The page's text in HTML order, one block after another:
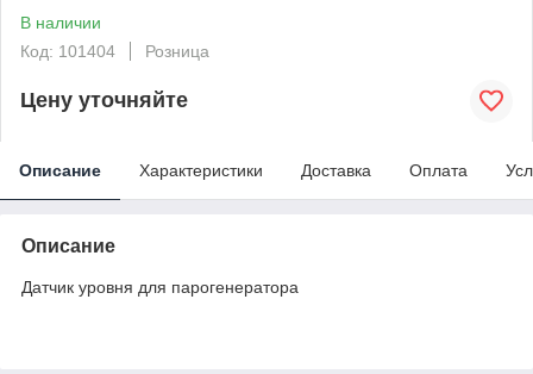
В наличии
Код: 101404
Розница
Цену уточняйте
Описание Характеристики Доставка Оплата
Описание
Датчик уровня для парогенератора